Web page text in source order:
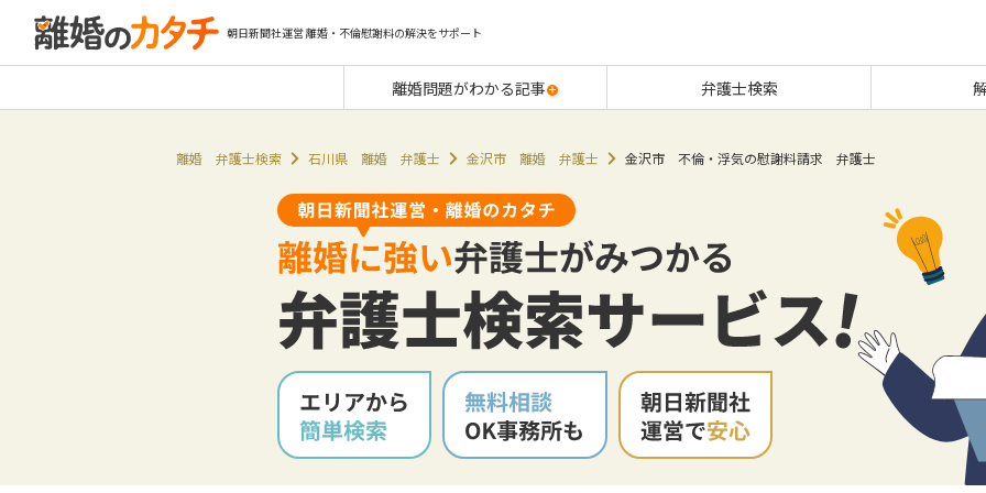
朝日新聞社運営 離婚・不倫慰謝料の解決をサポート
離婚問題がわかる記事 弁護士検索
離婚 弁護士検索 石川県 離婚 弁護士 金沢市 離婚 弁護士 金沢市 不倫・浮気の慰謝料請求 弁護士